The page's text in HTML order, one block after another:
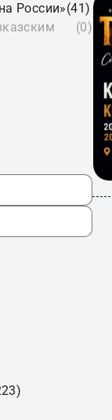
России»(41)
(0)